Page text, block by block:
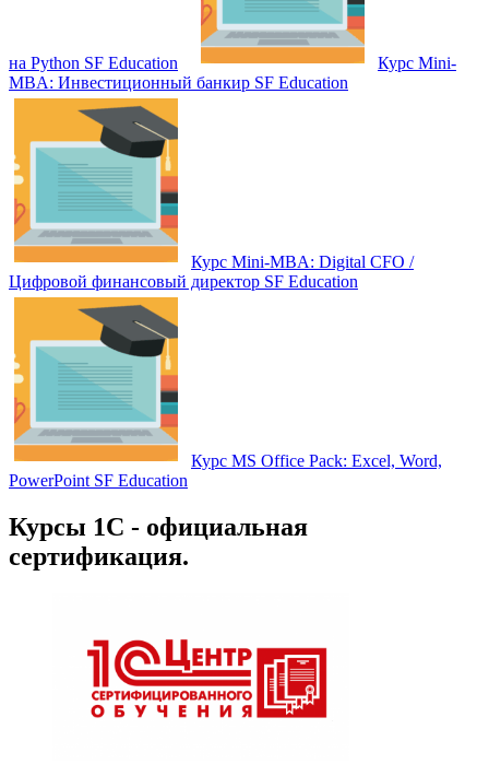
на Python SF Education
Курс Mini-
MBA: Инвестиционный банкир SF Education
Курс Mini-MBA: Digital CFO /
Цифровой финансовый директор SF Education
Курс MS Office Pack: Excel, Word,
PowerPoint SF Education
Курсы 1С - официальная
сертификация.